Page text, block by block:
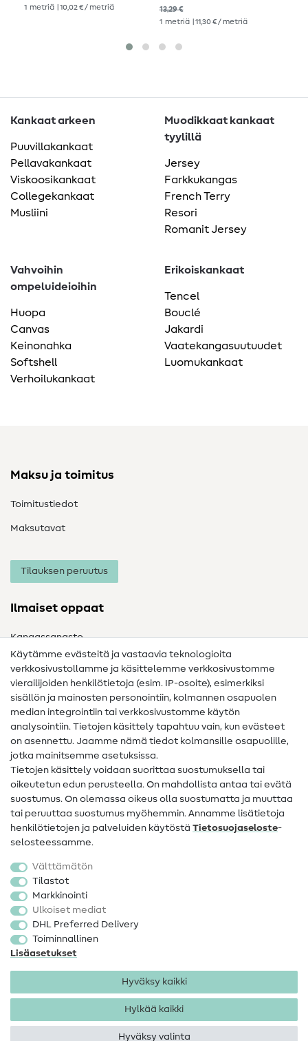
1 metriä | 10,02 € / metriä
13,29 €
1 metriä | 11,30 € / metriä
Kankaat arkeen
Puuvillakankaat
Pellavakankaat
Viskoosikankaat
Collegekankaat
Musliini
Muodikkaat kankaat
tyylillä
Jersey
Farkkukangas
French Terry
Resori
Romanit Jersey
Vahvoihin
ompeluideioihin
Huopa
Canvas
Keinonahka
Softshell
Verhoilukankaat
Erikoiskankaat
Tencel
Bouclé
Jakardi
Vaatekangasuutuudet
Luomukankaat
Maksu ja toimitus
Toimitustiedot
Maksutavat
Tilauksen peruutus
Ilmaiset oppaat
Kangassanasto
Ompelusanasto
Ompeluohjeet
Apua ja yhteystiedot
Yhteystiedot
Tietoa omistajanvaihdoksesta
Peruutusoikeus
Suosittu
Kankaat
Ompelutarvikkeet
Ale
Käytämme evästeitä ja vastaavia teknologioita
verkkosivustollamme ja käsittelemme verkkosivustomme
vierailijoiden henkilötietoja (esim. IP-osoite), esimerkiksi
sisällön ja mainosten personointiin, kolmannen osapuolen
median integrointiin tai verkkosivustomme käytön
analysointiin. Tietojen käsittely tapahtuu vain, kun evästeet
on asennettu. Jaamme nämä tiedot kolmansille osapuolille,
jotka mainitsemme asetuksissa.
Tietojen käsittely voidaan suorittaa suostumuksella tai
oikeutetun edun perusteella. On mahdollista antaa tai evätä
suostumus. On olemassa oikeus olla suostumatta ja muuttaa
tai peruuttaa suostumus myöhemmin. Annamme lisätietoja
henkilötietojen ja palveluiden käytöstä Tietosuojaseloste-
selosteessamme.
Välttämätön
Tilastot
Markkinointi
Ulkoiset mediat
DHL Preferred Delivery
Toiminnallinen
Lisäasetukset
Hyväksy kaikki
Hylkää kaikki
Hyväksy valinta
Tietosuoja
Käyttöehdot
Peruutusoikeus